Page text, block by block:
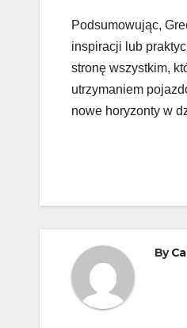
Podsumowując,
inspiracji lub
stronę wszystkim,
utrzymaniem
nowe horyzonty w
By